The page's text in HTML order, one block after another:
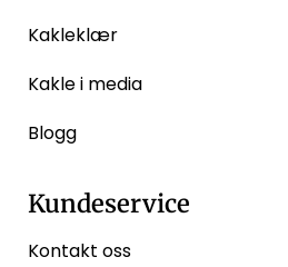
Kakleklær
Kakle i media
Blogg
Kundeservice
Kontakt oss